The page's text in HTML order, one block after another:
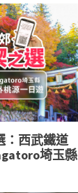
：西武鐵道
埼玉縣